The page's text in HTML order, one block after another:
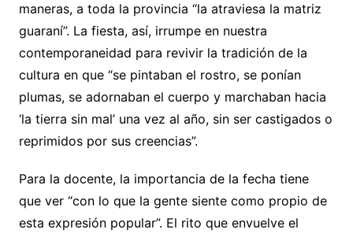
maneras, a toda la provincia “la atraviesa la matriz
guaraní”. La fiesta, así, irrumpe en nuestra
contemporaneidad para revivir la tradición de la
cultura en que “se pintaban el rostro, se ponían
plumas, se adornaban el cuerpo y marchaban hacia
‘la tierra sin mal’ una vez al año, sin ser castigados o
reprimidos por sus creencias”.
Para la docente, la importancia de la fecha tiene
que ver “con lo que la gente siente como propio de
esta expresión popular”. El rito que envuelve el